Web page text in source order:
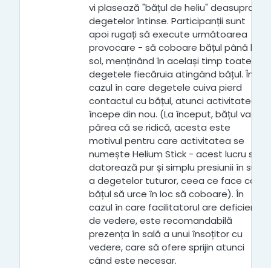
vi plasează "bățul de heliu" deasupra
degetelor întinse. Participanții sunt
apoi rugați să execute următoarea
provocare - să coboare bățul până la
sol, menținând în același timp toate
degetele fiecăruia atingând bățul. În
cazul în care degetele cuiva pierd
contactul cu bățul, atunci activitatea
începe din nou. (La început, bățul va
părea că se ridică, acesta este
motivul pentru care activitatea se
numește Helium Stick - acest lucru se
datorează pur și simplu presiunii în sus
a degetelor tuturor, ceea ce face ca
bățul să urce în loc să coboare). În
cazul în care facilitatorul are deficiențe
de vedere, este recomandabilă
prezența în sală a unui însoțitor cu
vedere, care să ofere sprijin atunci
când este necesar.